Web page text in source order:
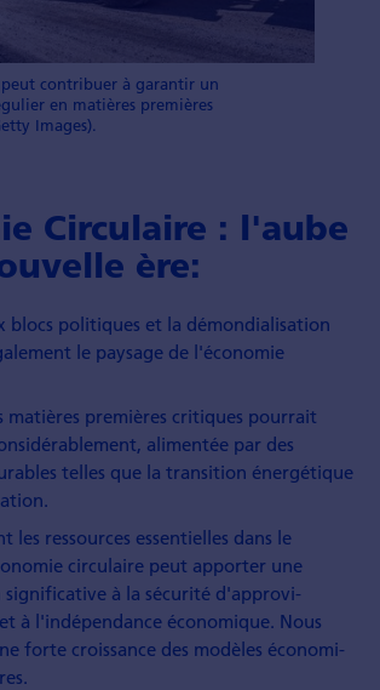
contribuer à garantir un
en matières premières
Images).
Circulaire : l'aube
ère:
blocs politiques et la démondiali­sation
le paysage de l'économie
matières premières critiques pourrait
alimentée par des
telles que la transition énergé­tique
les ressour­ces essentielles dans le
circulaire peut apporter une
à la sécurité d'approvi­
à l'indépen­dance économique. Nous
forte croissance des modèles économi­